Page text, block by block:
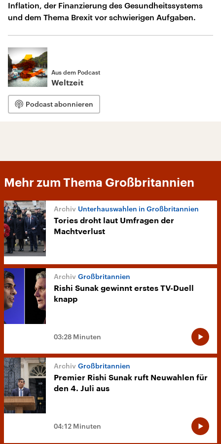
Inflation, der Finanzierung des Gesundheitssystems
und dem Thema Brexit vor schwierigen Aufgaben.
Aus dem Podcast
Weltzeit
Podcast abonnieren
Mehr zum Thema Großbritannien
Unterhauswahlen in Großbritannien
Tories droht laut Umfragen der
Machtverlust
Großbritannien
Rishi Sunak gewinnt erstes TV-Duell
knapp
03:28 Minuten
Großbritannien
Premier Rishi Sunak ruft Neuwahlen für
den 4. Juli aus
04:12 Minuten